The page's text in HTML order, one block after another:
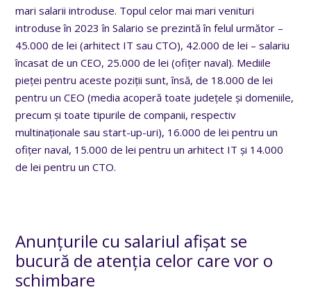
mari salarii introduse. Topul celor mai mari venituri
introduse în 2023 în Salario se prezintă în felul următor –
45.000 de lei (arhitect IT sau CTO), 42.000 de lei – salariu
încasat de un CEO, 25.000 de lei (ofițer naval). Mediile
pieței pentru aceste poziții sunt, însă, de 18.000 de lei
pentru un CEO (media acoperă toate județele și domeniile,
precum și toate tipurile de companii, respectiv
multinaționale sau start-up-uri), 16.000 de lei pentru un
ofițer naval, 15.000 de lei pentru un arhitect IT și 14.000
de lei pentru un CTO.
Anunțurile cu salariul afișat se
bucură de atenția celor care vor o
schimbare